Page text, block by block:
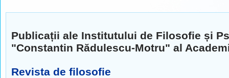
Publicații ale Institutului de Filosofie și
"Constantin Rădulescu-Motru" al
Revista de filosofie